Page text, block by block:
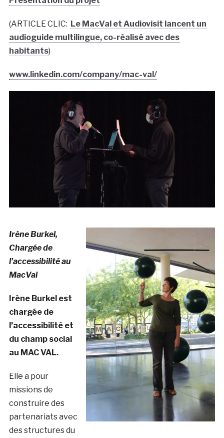
(ARTICLE CLIC: Le MacVal et Audiovisit lancent un
audioguide multilingue, co-réalisé avec des
habitants)
www.linkedin.com/company/mac-val/
Irène Burkel,
Chargée de
l’accessibilité au
MacVal
Irène Burkel est
chargée de
l’accessibilité et
du champ social
au MAC VAL.
Elle a pour
missions de
construire des
partenariats avec
des structures du